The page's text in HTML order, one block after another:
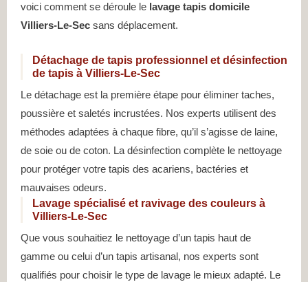
voici comment se déroule le lavage tapis domicile
Villiers-Le-Sec sans déplacement.
Détachage de tapis professionnel et désinfection
de tapis à Villiers-Le-Sec
Le détachage est la première étape pour éliminer taches,
poussière et saletés incrustées. Nos experts utilisent des
méthodes adaptées à chaque fibre, qu’il s’agisse de laine,
de soie ou de coton. La désinfection complète le nettoyage
pour protéger votre tapis des acariens, bactéries et
mauvaises odeurs.
Lavage spécialisé et ravivage des couleurs à
Villiers-Le-Sec
Que vous souhaitiez le nettoyage d’un tapis haut de
gamme ou celui d’un tapis artisanal, nos experts sont
qualifiés pour choisir le type de lavage le mieux adapté. Le